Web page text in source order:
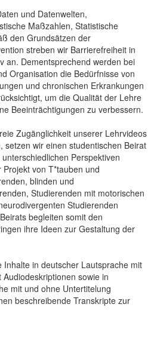
und Datenwelten,
Maßzahlen, Statistische
den Grundsätzen der
streben wir Barrierefreiheit in
an. Dementsprechend werden bei
Organisation die Bedürfnisse von
und chronischen Erkrankungen
um die Qualität der Lehre
Beeinträchtigungen zu verbessern.
Zugänglichkeit unserer Lehrvideos
setzen wir einen studentischen Beirat
Perspektiven
von T*tauben und
blinden und
Studierenden mit motorischen
Studierenden
begleiten somit den
ihre Ideen zur Gestaltung der
in deutscher Lautsprache mit
sowie in
mit und ohne Untertitelung
beschreibende Transkripte zur